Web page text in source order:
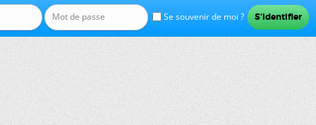
Se souvenir de moi ?